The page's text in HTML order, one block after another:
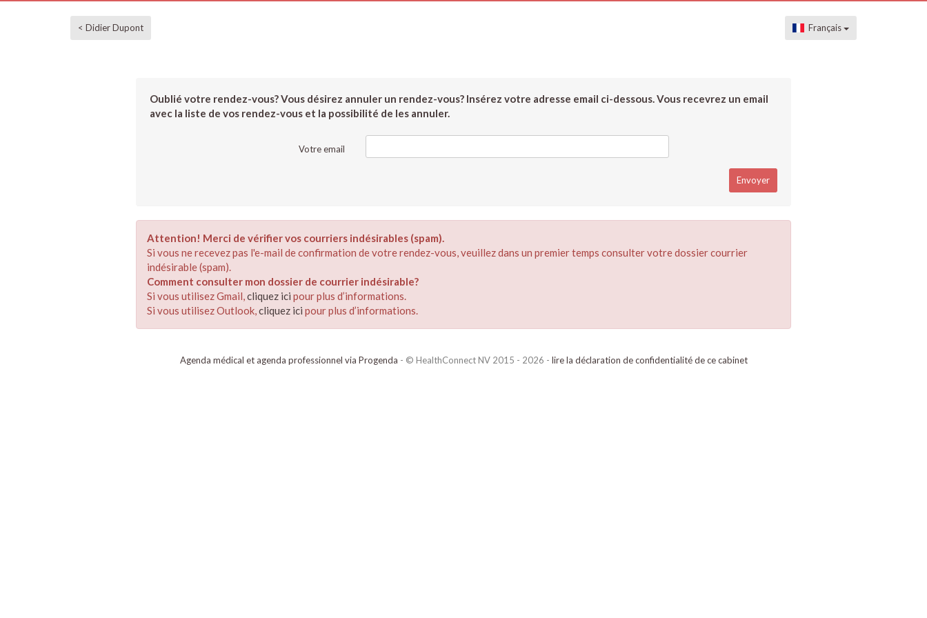
< Didier Dupont Français
Oublié votre rendez-vous? Vous désirez annuler un rendez-vous? Insérez votre adresse email ci-dessous. Vous recevrez un email
avec la liste de vos rendez-vous et la possibilité de les annuler.
Votre email
Attention! Merci de vérifier vos courriers indésirables (spam).
Si vous ne recevez pas l'e-mail de confirmation de votre rendez-vous, veuillez dans un premier temps consulter votre dossier courrier
indésirable (spam).
Comment consulter mon dossier de courrier indésirable?
Si vous utilisez Gmail,cliquez ici pour plus d’informations.
Si vous utilisez Outlook,cliquez ici pour plus d’informations.
Agenda médical et agenda professionnel via Progenda - © HealthConnect NV 2015 - 2026 - lire la déclaration de confidentialité de ce cabinet